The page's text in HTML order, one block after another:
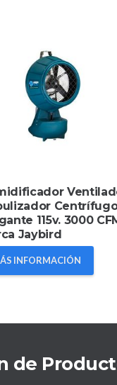
115v. 3000
Jaybird
INFORMACIÓN
de